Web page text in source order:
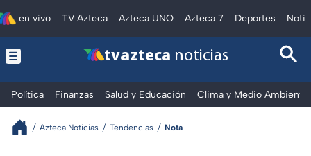
en vivo TV Azteca Azteca UNO Azteca 7 Deportes
tv azteca noticias
Política Finanzas Salud y Educación Clima y Medio Ambiente
Azteca Noticias Tendencias Nota